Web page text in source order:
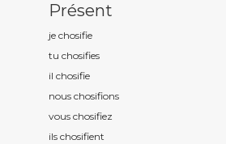
Présent
je chosifie
tu chosifies
il chosifie
nous chosifions
vous chosifiez
ils chosifient